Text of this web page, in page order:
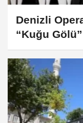
Denizli
“Kuğu